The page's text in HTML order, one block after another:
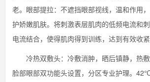
老。眼部提拉：不遮挡眼部视线，温和作用
护娇嫩肌肤。将刺激表层肌肉的低频电流和
电流结合，使得肌肉得到训练，达到有效收紧
冷热双敷头：冷敷消肿，晒后镇静，热敷
脸部眼部双功能头设置，分区专业护理。